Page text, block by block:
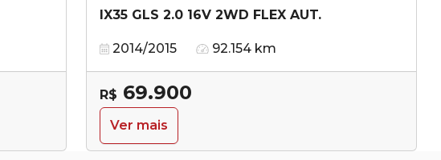
IX35 GLS 2.0 16V 2WD FLEX AUT.
2014/2015 92.154 km
R$ 69.900
Ver mais